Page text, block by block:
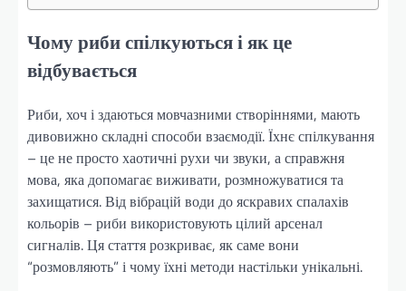
Чому риби спілкуються і як це
відбувається
Риби, хоч і здаються мовчазними створіннями, мають
дивовижно складні способи взаємодії. Їхнє спілкування
– це не просто хаотичні рухи чи звуки, а справжня
мова, яка допомагає виживати, розмножуватися та
захищатися. Від вібрацій води до яскравих спалахів
кольорів – риби використовують цілий арсенал
сигналів. Ця стаття розкриває, як саме вони
“розмовляють” і чому їхні методи настільки унікальні.